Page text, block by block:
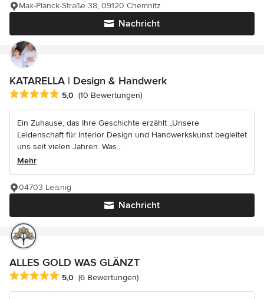
Nachricht
Max-Planck-Straße 38, 09120 Chemnitz
KATARELLA | Design & Handwerk
Durchschnittliche Bewertung: 5 von 5 Sternen
5,0 (10 Bewertungen)
Ein Zuhause, das Ihre Geschichte erzählt „Unsere
Leidenschaft für Interior Design und Handwerkskunst begleitet
uns seit vielen Jahren. Was...
Mehr
Nachricht
04703 Leisnig
ALLES GOLD WAS GLÄNZT
Durchschnittliche Bewertung: 5 von 5 Sternen
5,0 (6 Bewertungen)